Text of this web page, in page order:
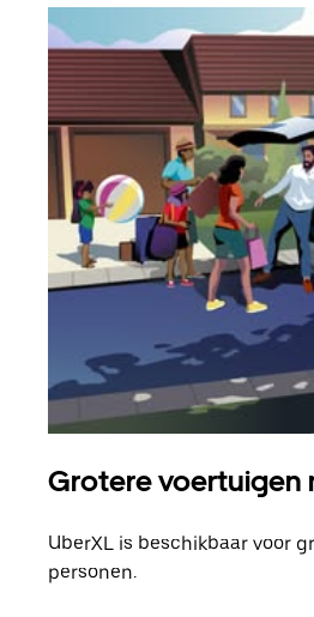
Grotere voertuigen
UberXL is beschikbaar voor
personen.